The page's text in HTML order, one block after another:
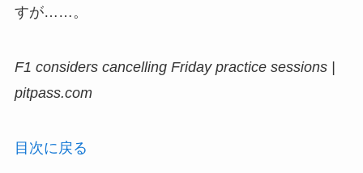
すが……。
F1 considers cancelling Friday practice sessions |
pitpass.com
目次に戻る